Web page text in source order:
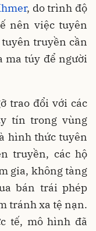
, do trình độ
nên việc tuyên
truyền cần
ma túy để người
trao đổi với các
tín trong vùng
hình thức tuyên
truyền, các hộ
gia, không tàng
bán trái phép
tránh xa tệ nạn.
tế, mô hình đã